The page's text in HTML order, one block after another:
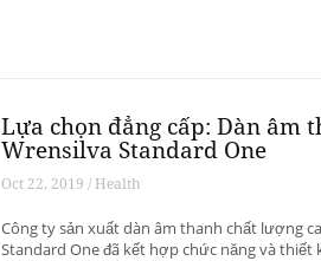
Lựa chọn đẳng cấp: Dàn âm
Wrensilva Standard One
Oct 22, 2019 / Health
Công ty sản xuất dàn âm thanh chất lượng
Standard One đã kết hợp chức năng và thiết